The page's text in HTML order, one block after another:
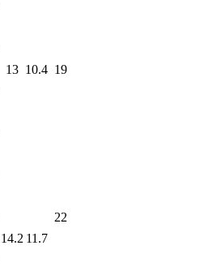
13 10.4 19
14.2 11.7
22